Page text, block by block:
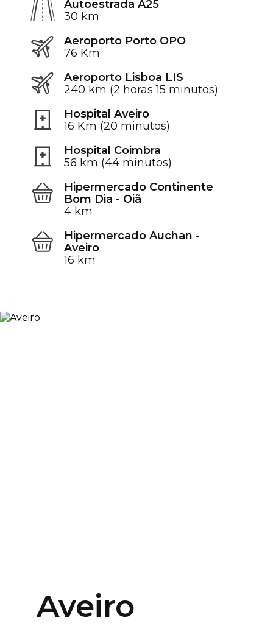
Autoestrada A25
30 km
Aeroporto Porto OPO
76 Km
Aeroporto Lisboa LIS
240 km (2 horas 15 minutos)
Hospital Aveiro
16 Km (20 minutos)
Hospital Coimbra
56 km (44 minutos)
Hipermercado Continente
Bom Dia - Oiã
4 km
Hipermercado Auchan -
Aveiro
16 km
Aveiro